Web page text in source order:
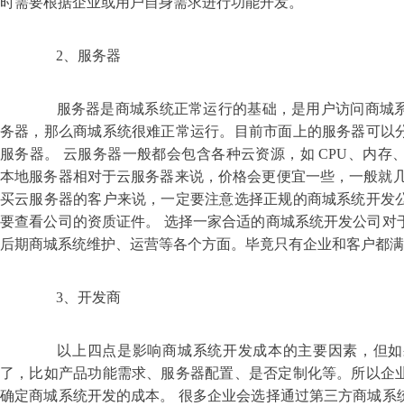
2、服务器
服务器是商城系统正常运行的基础，是用户访问商城
务器，那么商城系统很难正常运行。目前市面上的服务器可以
服务器。 云服务器一般都会包含各种云资源，如 CPU、内存
本地服务器相对于云服务器来说，价格会更便宜一些，一般就
买云服务器的客户来说，一定要注意选择正规的商城系统开发
要查看公司的资质证件。 选择一家合适的商城系统开发公司
后期商城系统维护、运营等各个方面。毕竟只有企业和客户都
3、开发商
以上四点是影响商城系统开发成本的主要因素，但如
了，比如产品功能需求、服务器配置、是否定制化等。所以
确定商城系统开发的成本。 很多企业会选择通过第三方商城